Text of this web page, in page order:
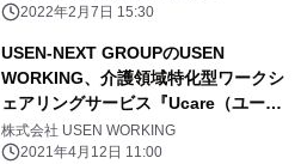
2022年2月7日 15:30
USEN-NEXT GROUPのUSEN
WORKING、介護領域特化型ワークシ
ェアリングサービス『Ucare（ユーケ
ア）』を提供開始
株式会社 USEN WORKING
2021年4月12日 11:00